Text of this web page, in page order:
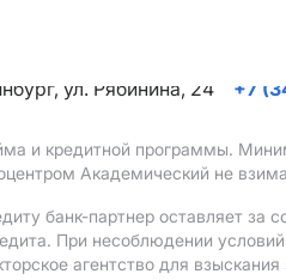
ул. Рябинина, 24
+7
и кредитной программы.
Академический не
банк-партнер оставляет за
При несоблюдении
агентство для